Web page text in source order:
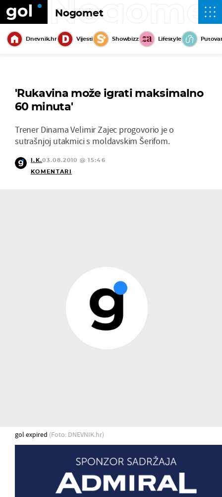
Nogomet
Dnevnik.hr Vijesti Showbizz Lifestyle
'Rukavina može igrati maksimalno
60 minuta'
Trener Dinama Velimir Zajec progovorio je o
sutrašnjoj utakmici s moldavskim Šerifom.
I.K.03.08.2010 @ 15:46
KOMENTARI
gol expired (Foto: DNEVNIK.hr)